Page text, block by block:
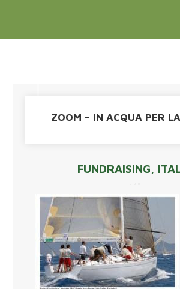
ZOOM – IN ACQUA PER
FUNDRAISING,